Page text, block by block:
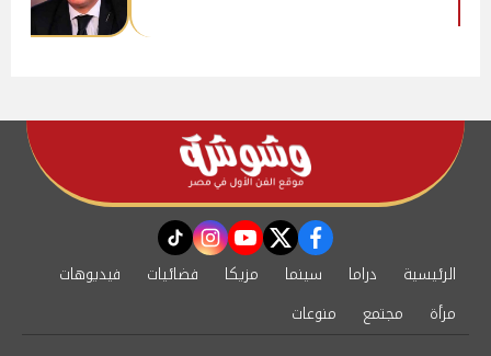
facebook
twitter
youtube
instagram
tiktok
الرئيسية دراما سينما مزيكا فضائيات
فيديوهات
مرأة
مجتمع
منوعات